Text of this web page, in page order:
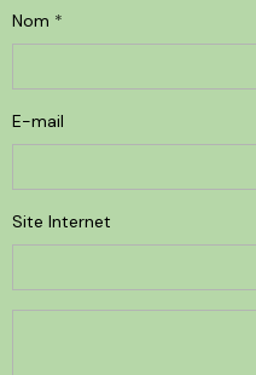
Nom
E-mail
Site Internet